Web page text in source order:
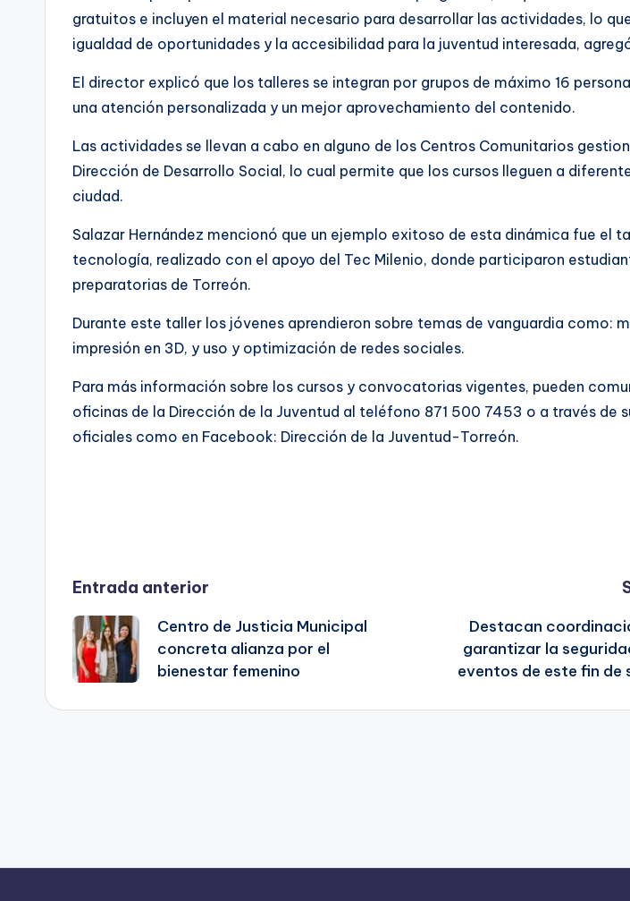
gratuitos e incluyen el material necesario para desarrollar las actividades, lo
igualdad de oportunidades y la accesibilidad para la juventud interesada,
El director explicó que los talleres se integran por grupos de máximo 16
una atención personalizada y un mejor aprovechamiento del contenido.
Las actividades se llevan a cabo en alguno de los Centros Comunitarios
Dirección de Desarrollo Social, lo cual permite que los cursos lleguen a
ciudad.
Salazar Hernández mencionó que un ejemplo exitoso de esta dinámica fue el
tecnología, realizado con el apoyo del Tec Milenio, donde participaron
preparatorias de Torreón.
Durante este taller los jóvenes aprendieron sobre temas de vanguardia como:
impresión en 3D, y uso y optimización de redes sociales.
Para más información sobre los cursos y convocatorias vigentes, pueden
oficinas de la Dirección de la Juventud al teléfono 871 500 7453 o a través de
oficiales como en Facebook: Dirección de la Juventud-Torreón.
Navegación
de
entradas
Entrada anterior
Centro de Justicia Municipal
concreta alianza por el
bienestar femenino
Destacan
garantizar la
eventos de este fin de